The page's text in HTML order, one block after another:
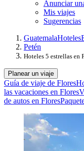
Anunciar
Mis viajes
Sugerencias
GuatemalaHoteles
Petén
Hoteles 5 estrellas en
Planear un viaje
Guía de viaje de Flores
las vacaciones en Flores
de autos en Flores